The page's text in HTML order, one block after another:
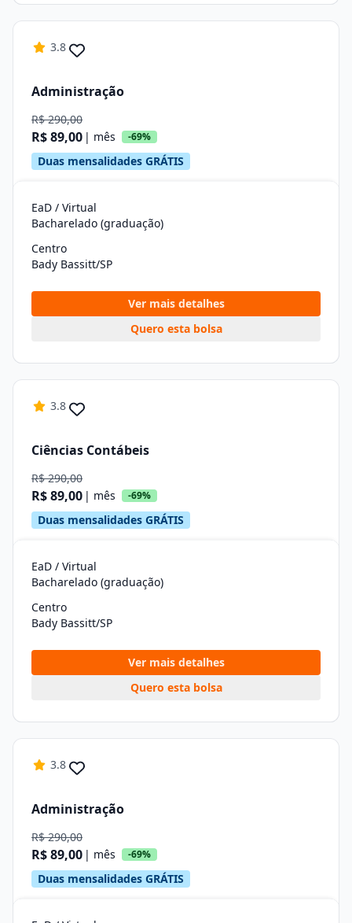
3.8
Administração
R$ 290,00
R$ 89,00 | mês -69%
Duas mensalidades GRÁTIS
EaD / Virtual
Bacharelado (graduação)
Centro
Bady Bassitt/SP
Ver mais detalhes
Quero esta bolsa
3.8
Ciências Contábeis
R$ 290,00
R$ 89,00 | mês -69%
Duas mensalidades GRÁTIS
EaD / Virtual
Bacharelado (graduação)
Centro
Bady Bassitt/SP
Ver mais detalhes
Quero esta bolsa
3.8
Administração
R$ 290,00
R$ 89,00 | mês -69%
Duas mensalidades GRÁTIS